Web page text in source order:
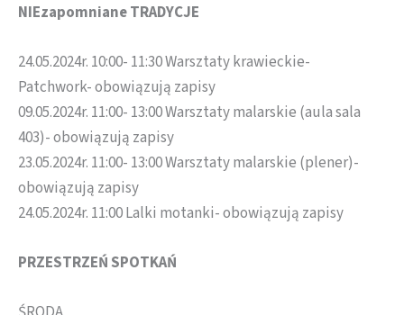
NIEzapomniane TRADYCJE
24.05.2024r. 10:00- 11:30 Warsztaty krawieckie-
Patchwork- obowiązują zapisy
09.05.2024r. 11:00- 13:00 Warsztaty malarskie (aula sala
403)- obowiązują zapisy
23.05.2024r. 11:00- 13:00 Warsztaty malarskie (plener)-
obowiązują zapisy
24.05.2024r. 11:00 Lalki motanki- obowiązują zapisy
PRZESTRZEŃ SPOTKAŃ